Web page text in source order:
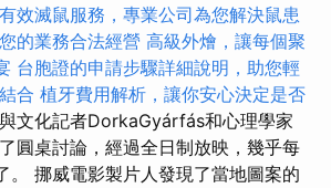
有效滅鼠服務，專業公司為您解決鼠患
的業務合法經營 高級外燴，讓每個聚
台胞證的申請步驟詳細說明，助您輕
合 植牙費用解析，讓你安心決定是否
文化記者DorkaGyárfás和心理學家
圓桌討論，經過全日制放映，幾乎每
。 挪威電影製片人發現了當地圖案的